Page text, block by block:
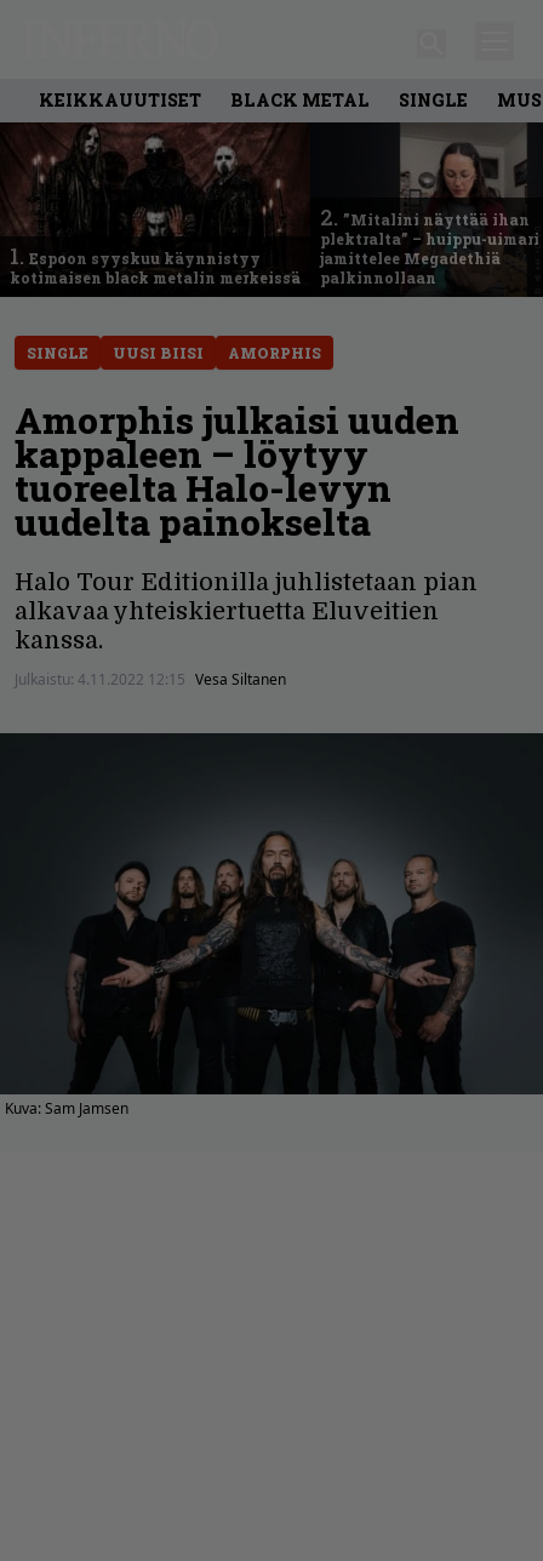
KEIKKAUUTISET BLACK METAL SINGLE
1. Espoon syyskuu käynnistyy
kotimaisen black metalin merkeissä
2. ”Mitalini näyttää ihan
plektralta” – huippu-uimari
jamittelee Megadethiä
palkinnollaan
SINGLE UUSI BIISI AMORPHIS
Amorphis julkaisi uuden
kappaleen – löytyy
tuoreelta Halo-levyn
uudelta painokselta
Halo Tour Editionilla juhlistetaan pian
alkavaa yhteiskiertuetta Eluveitien
kanssa.
Julkaistu: 4.11.2022 12:15 Vesa Siltanen
Kuva: Sam Jamsen